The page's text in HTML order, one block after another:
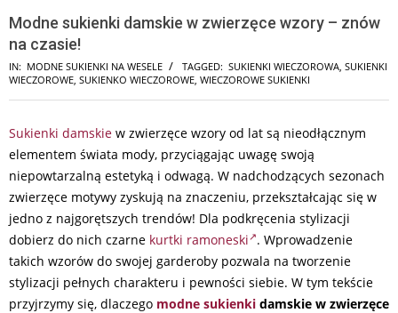
Modne sukienki damskie w zwierzęce wzory – znów
na czasie!
IN: MODNE SUKIENKI NA WESELE TAGGED: SUKIENKI WIECZOROWA, SUKIENKI
WIECZOROWE, SUKIENKO WIECZOROWE, WIECZOROWE SUKIENKI
Sukienki damskie w zwierzęce wzory od lat są nieodłącznym
elementem świata mody, przyciągając uwagę swoją
niepowtarzalną estetyką i odwagą. W nadchodzących sezonach
zwierzęce motywy zyskują na znaczeniu, przekształcając się w
jedno z najgorętszych trendów! Dla podkręcenia stylizacji
dobierz do nich czarne kurtki ramoneski . Wprowadzenie
takich wzorów do swojej garderoby pozwala na tworzenie
stylizacji pełnych charakteru i pewności siebie. W tym tekście
przyjrzymy się, dlaczego modne sukienki damskie w zwierzęce